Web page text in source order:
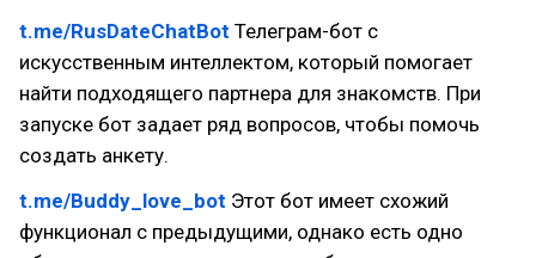
t.me/RusDateChatBot Телеграм-бот с
искусственным интеллектом, который помогает
найти подходящего партнера для знакомств. При
запуске бот задает ряд вопросов, чтобы помочь
создать анкету.
t.me/Buddy_love_bot Этот бот имеет схожий
функционал с предыдущими, однако есть одно